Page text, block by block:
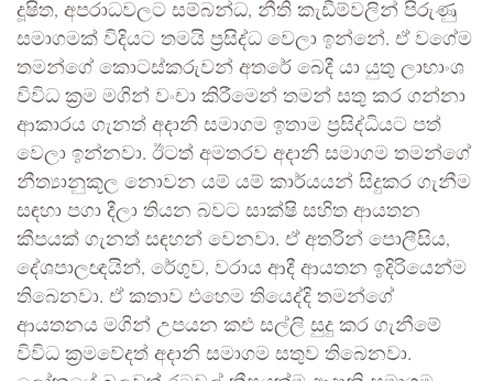
දූෂිත, අපරාධවලට සම්බන්ධ, නීති කැඩීම්වලින් පිරුණු
සමාගමක් විදියට තමයි ප්‍රසිද්ධ වෙලා ඉන්නේ. ඒ වගේම
තමන්ගේ කොටස්කරුවන් අතරේ බෙදී යා යුතු ලාභාංශ
විවිධ ක්‍රම මගින් වංචා කිරීමෙන් තමන් සතු කර ගන්නා
ආකාරය ගැනත් අදානි සමාගම ඉතාම ප්‍රසිද්ධියට පත්
වෙලා ඉන්නවා. ඊටත් අමතරව අදානි සමාගම තමන්ගේ
නීත්‍යානුකූල නොවන යම් යම් කාර්යයන් සිදුකර ගැනීම
සඳහා පගා දීලා තියන බවට සාක්ෂි සහිත ආයතන
කීපයක් ගැනත් සඳහන් වෙනවා. ඒ අතරින් පොලීසිය,
දේශපාලඥයින්, රේගුව, වරාය ආදී ආයතන ඉදිරියෙන්ම
තිබෙනවා. ඒ කතාව එහෙම තියෙද්දි තමන්ගේ
ආයතනය මගින් උපයන කළු සල්ලි සුදු කර ගැනීමේ
විවිධ ක්‍රමවේදත් අදානි සමාගම සතුව තිබෙනවා.